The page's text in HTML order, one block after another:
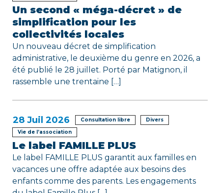
Un second « méga-décret » de
simplification pour les
collectivités locales
Un nouveau décret de simplification
administrative, le deuxième du genre en 2026, a
été publié le 28 juillet. Porté par Matignon, il
rassemble une trentaine […]
28 Juil 2026 Consultation libre
Divers
Vie de l’association
Le label FAMILLE PLUS
Le label FAMILLE PLUS garantit aux familles en
vacances une offre adaptée aux besoins des
enfants comme des parents. Les engagements